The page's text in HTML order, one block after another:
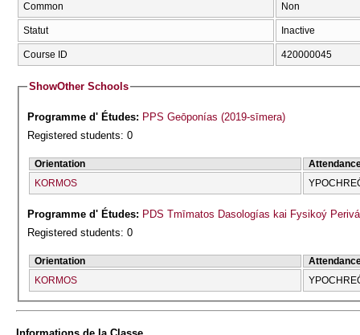
Common Non
Statut Inactive
Course ID 420000045
ShowOther Schools
Programme d' Études: PPS Geōponías (2019-sīmera)
Registered students: 0
Orientation
KORMOS
Programme d' Études: PDS Tmīmatos Dasologías kai Fysikoý
Registered students: 0
Orientation
KORMOS